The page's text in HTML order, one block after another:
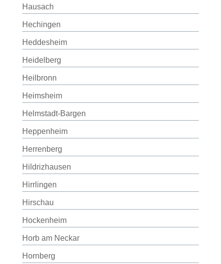
Hausach
Hechingen
Heddesheim
Heidelberg
Heilbronn
Heimsheim
Helmstadt-Bargen
Heppenheim
Herrenberg
Hildrizhausen
Hirrlingen
Hirschau
Hockenheim
Horb am Neckar
Hornberg